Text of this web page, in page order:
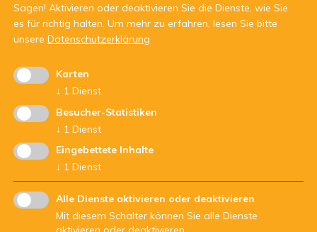
Mit Unterstützung von:
Sagen! Aktivieren oder deaktivieren Sie die Dienste, wie Sie
es für richtig halten. Um mehr zu erfahren, lesen Sie bitte
unsere Datenschutzerklärung
Karten
↓ 1 Dienst
Besucher-Statistiken
↓ 1 Dienst
Eingebettete Inhalte
↓ 1 Dienst
Alle Dienste aktivieren oder deaktivieren
Mit diesem Schalter können Sie alle Dienste